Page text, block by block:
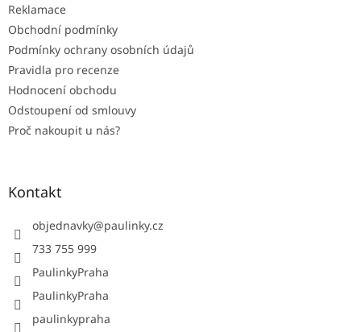
Reklamace
Obchodní podmínky
Podmínky ochrany osobních údajů
Pravidla pro recenze
Hodnocení obchodu
Odstoupení od smlouvy
Proč nakoupit u nás?
Kontakt
objednavky@paulinky.cz
733 755 999
PaulinkyPraha
PaulinkyPraha
paulinkypraha